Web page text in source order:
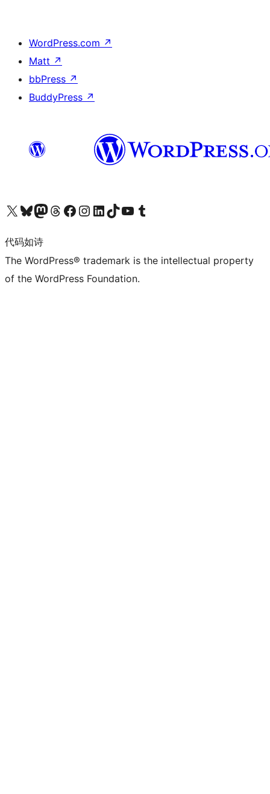
WordPress.com ↗
Matt ↗
bbPress ↗
BuddyPress ↗
关注我们的 X（原 Twitter）账号访问我们的 Bluesky 账号关注我们的 Mastodon 账号访问我们的 Threads 账号 访问我们的 Facebook 公共主页关注我们的 Instagram 账号 关注我们的 LinkedIn 主页访问我们的 TikTok 账号访问我们的 YouTube 频道 访问我们的 Tumblr 账号
代码如诗
The WordPress® trademark is the intellectual property
of the WordPress Foundation.